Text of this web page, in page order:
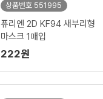
상품번호 551995
퓨리엔 2D KF94 새부리형
마스크 1매입
222원